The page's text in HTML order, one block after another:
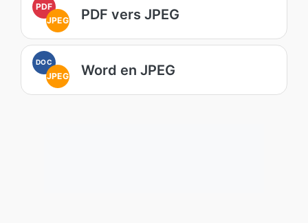
PDF
JPEG
PDF vers JPEG
DOC
JPEG Word en JPEG